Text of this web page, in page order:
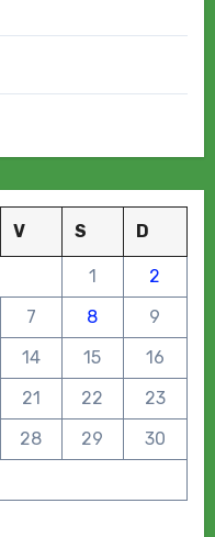
V S D
1
2
7 8
9
14 15
16
21 22
23
28 29
30